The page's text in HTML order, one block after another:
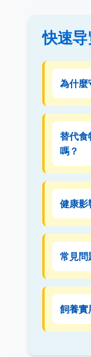
快速
為什麼
替代食
嗎？
健康影
常見問
飼養實